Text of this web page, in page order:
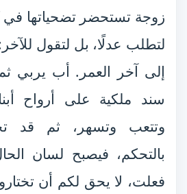
زوجة تستحضر تضحياتها
لتطلب عدلًا، بل لتقول
إلى آخر العمر. أب يربي
سند ملكية على أرواح
وتتعب وتسهر، ثم قد
بالتحكم، فيصبح لسان
فعلت، لا يحق لكم أن